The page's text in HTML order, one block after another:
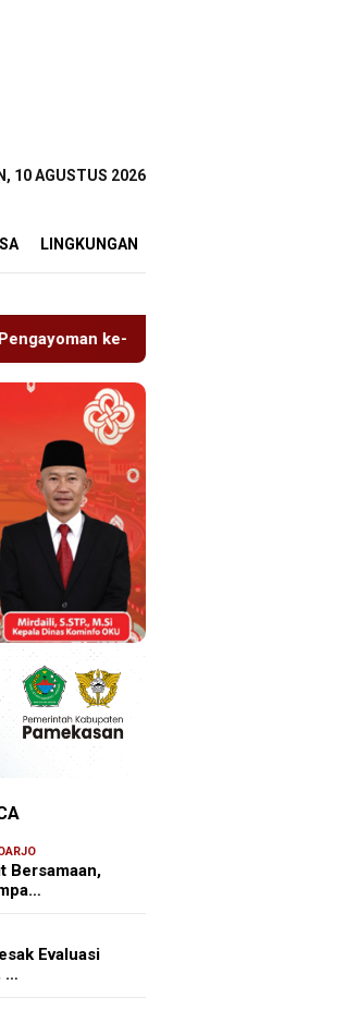
10 AGUSTUS 2026
LINGKUNGAN
Proyek Masjid MIN 5 Madiun: Satu
Bersamaan,
Evaluasi
…